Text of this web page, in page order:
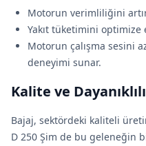
Motorun verimliliğini
Yakıt tüketimini optimize
Motorun çalışma sesini
deneyimi sunar.
Kalite ve
Bajaj, sektördeki kaliteli
D 250 Şim de bu geleneğin